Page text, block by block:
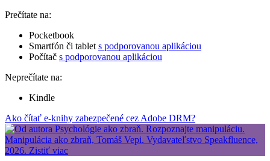
Prečítate na:
Pocketbook
Smartfón či tablet s podporovanou aplikáciou
Počítač s podporovanou aplikáciou
Neprečítate na:
Kindle
Ako čítať e-knihy zabezpečené cez Adobe DRM?